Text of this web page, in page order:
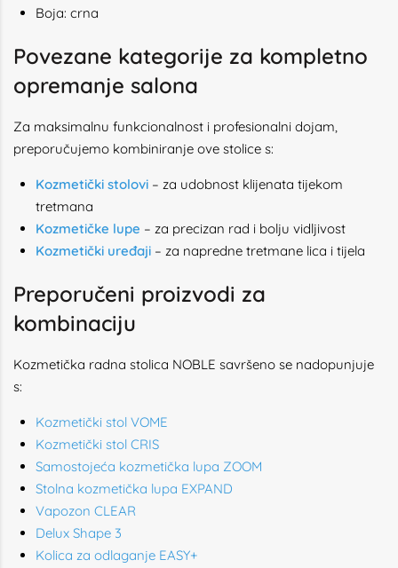
Boja: crna
Povezane kategorije za kompletno
opremanje salona
Za maksimalnu funkcionalnost i profesionalni dojam,
preporučujemo kombiniranje ove stolice s:
Kozmetički stolovi – za udobnost klijenata tijekom
tretmana
Kozmetičke lupe – za precizan rad i bolju vidljivost
Kozmetički uređaji – za napredne tretmane lica i tijela
Preporučeni proizvodi za
kombinaciju
Kozmetička radna stolica NOBLE savršeno se nadopunjuje
s:
Kozmetički stol VOME
Kozmetički stol CRIS
Samostojeća kozmetička lupa ZOOM
Stolna kozmetička lupa EXPAND
Vapozon CLEAR
Delux Shape 3
Kolica za odlaganje EASY+